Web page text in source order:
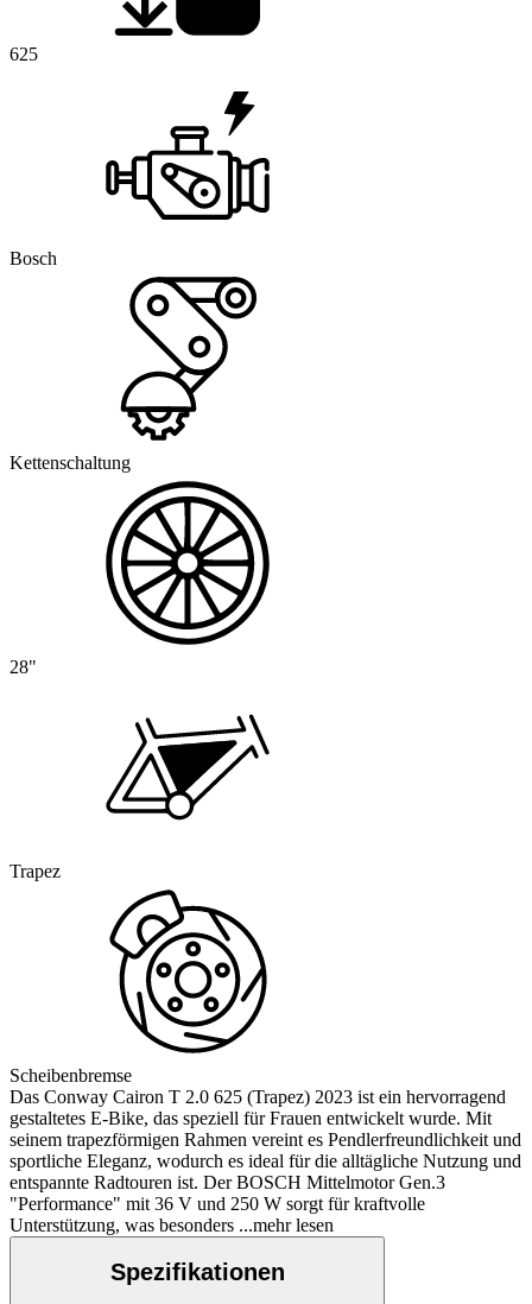
625
Bosch
Kettenschaltung
28"
Trapez
Scheibenbremse
Das Conway Cairon T 2.0 625 (Trapez) 2023 ist ein hervorragend
gestaltetes E-Bike, das speziell für Frauen entwickelt wurde. Mit
seinem trapezförmigen Rahmen vereint es Pendlerfreundlichkeit und
sportliche Eleganz, wodurch es ideal für die alltägliche Nutzung und
entspannte Radtouren ist. Der BOSCH Mittelmotor Gen.3
"Performance" mit 36 V und 250 W sorgt für kraftvolle
Unterstützung, was besonders ...mehr lesen
Spezifikationen